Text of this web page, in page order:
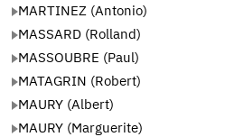
MARTINEZ (Antonio)
MASSARD (Rolland)
MASSOUBRE (Paul)
MATAGRIN (Robert)
MAURY (Albert)
MAURY (Marguerite)